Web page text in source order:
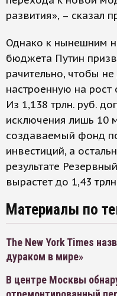
развития», – сказал
Однако к нынешним
бюджета Путин
рачительно, чтобы
настроенную на рост
Из 1,138 трлн. руб.
исключения лишь 10
создаваемый фонд
инвестиций, а
результате
вырастет до 1,43
Материалы по
The New York Times
дураком в мире»
В центре Москвы